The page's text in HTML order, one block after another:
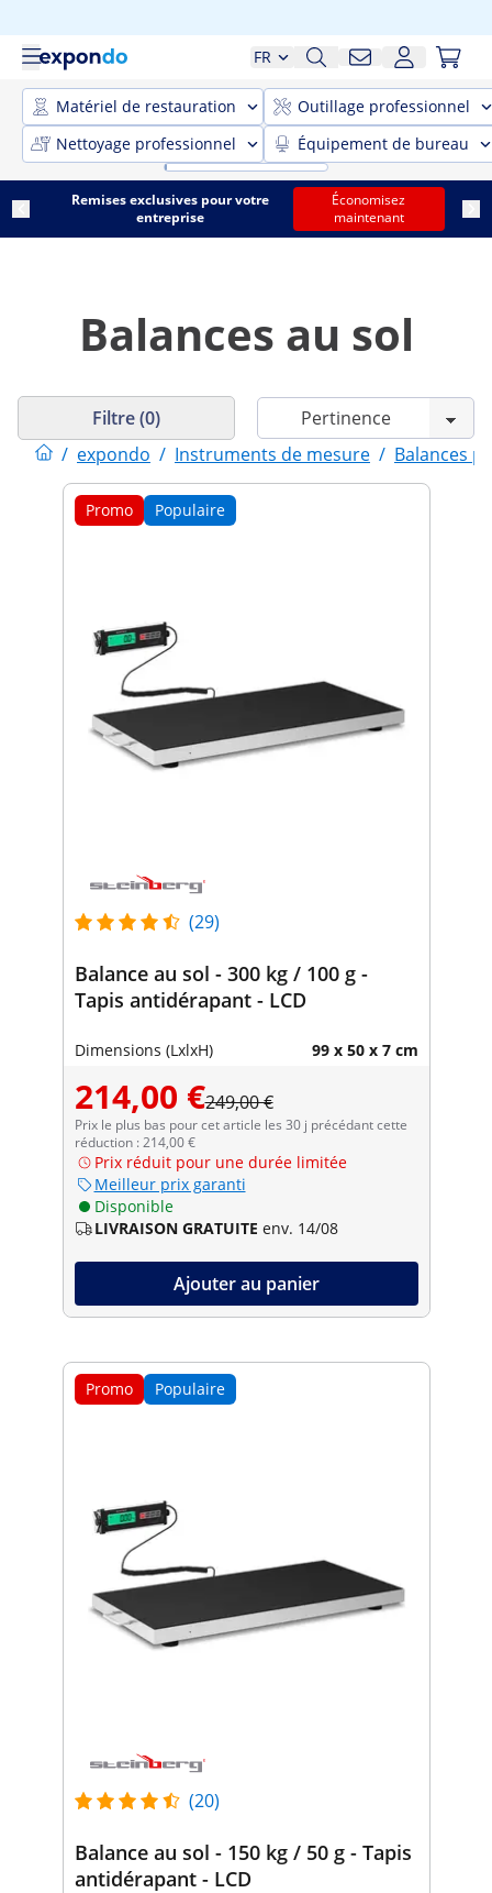
FR
Matériel de restauration
Outillage professionnel
Nettoyage professionnel
Équipement de bureau
Remises exclusives pour votre
entreprise
Économisez
maintenant
Balances au sol
/ expondo / Instruments de mesure / Balances
Filtre (0)
Promo Populaire
(29)
Balance au sol - 300 kg / 100 g -
Tapis antidérapant - LCD
Dimensions (LxlxH) 99 x 50 x 7 cm
214,00 €249,00 €
Prix le plus bas pour cet article les 30 j précédant cette
réduction : 214,00 €
Prix réduit pour une durée limitée
Meilleur prix garanti
Disponible
LIVRAISON GRATUITE env. 14/08
Ajouter au panier
Promo Populaire
(20)
Balance au sol - 150 kg / 50 g - Tapis
antidérapant - LCD